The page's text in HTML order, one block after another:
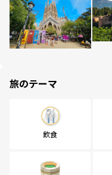
旅のテーマ
飲食